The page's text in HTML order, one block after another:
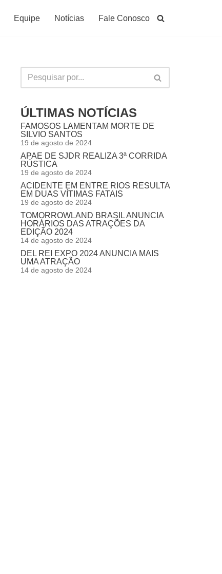
Equipe Notícias Fale Conosco
ÚLTIMAS NOTÍCIAS
FAMOSOS LAMENTAM MORTE DE
SILVIO SANTOS
19 de agosto de 2024
APAE DE SJDR REALIZA 3ª CORRIDA
RÚSTICA
19 de agosto de 2024
ACIDENTE EM ENTRE RIOS RESULTA
EM DUAS VÍTIMAS FATAIS
19 de agosto de 2024
TOMORROWLAND BRASIL ANUNCIA
HORÁRIOS DAS ATRAÇÕES DA
EDIÇÃO 2024
14 de agosto de 2024
DEL REI EXPO 2024 ANUNCIA MAIS
UMA ATRAÇÃO
14 de agosto de 2024